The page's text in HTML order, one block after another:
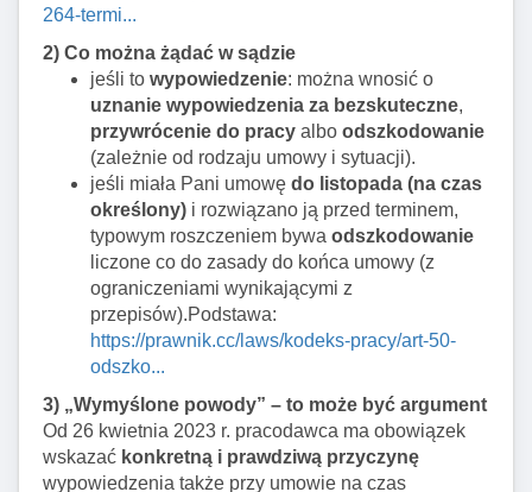
264-termi...
2) Co można żądać w sądzie
jeśli to wypowiedzenie: można wnosić o
uznanie wypowiedzenia za bezskuteczne,
przywrócenie do pracy albo odszkodowanie
(zależnie od rodzaju umowy i sytuacji).
jeśli miała Pani umowę do listopada (na czas
określony) i rozwiązano ją przed terminem,
typowym roszczeniem bywa odszkodowanie
liczone co do zasady do końca umowy (z
ograniczeniami wynikającymi z
przepisów).Podstawa:
https://prawnik.cc/laws/kodeks-pracy/art-50-
odszko...
3) „Wymyślone powody” – to może być argument
Od 26 kwietnia 2023 r. pracodawca ma obowiązek
wskazać konkretną i prawdziwą przyczynę
wypowiedzenia także przy umowie na czas